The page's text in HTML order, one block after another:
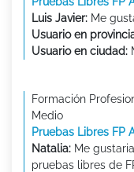
Luis Javier: Me
Usuario en
Usuario en ciudad:
Formación
Medio
Pruebas Libres FP
Natalia: Me
pruebas libres de